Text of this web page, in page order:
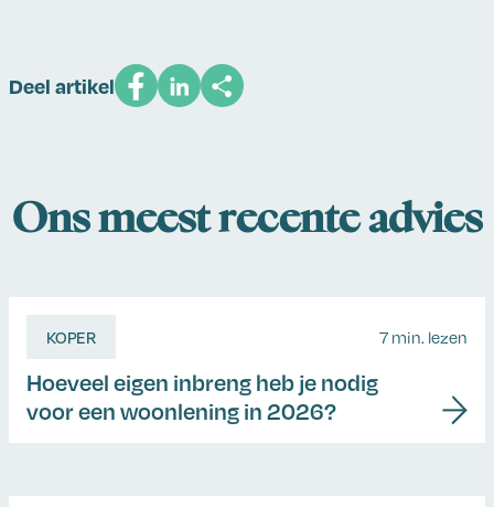
Deel artikel
Ons meest recente advies
KOPER 7 min. lezen
Hoeveel eigen inbreng heb je nodig
voor een woonlening in 2026?